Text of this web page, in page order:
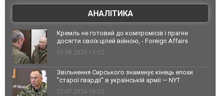
АНАЛІТИКА
Кремль не готовий до компромісів і прагне
досягти своїх цілей війною, - Foreign Affairs
03.08.2026 13:02
Звільнення Сирського знаменує кінець епохи
"старої гвардії" в українській армії — NYT
23.07.2026 10:32